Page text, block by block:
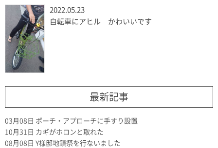
2022.05.23
自転車にアヒル かわいいです
最新記事
03月08日 ポーチ・アプローチに手すり設置
10月31日 カギがホロンと取れた
08月08日 Y様邸地鎮祭を行ないました